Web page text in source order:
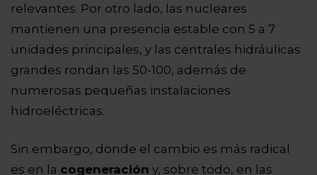
relevantes. Por otro lado, las nucleares
mantienen una presencia estable con 5 a 7
unidades principales, y las centrales hidráulicas
grandes rondan las 50-100, además de
numerosas pequeñas instalaciones
hidroeléctricas.
Sin embargo, donde el cambio es más radical
es en la cogeneración y, sobre todo, en las